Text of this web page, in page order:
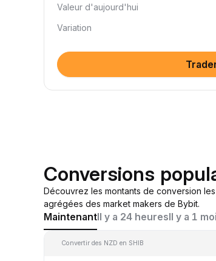
Valeur d'aujourd'hui
Variation
Conversions
Découvrez les montants de conversion
agrégées des market makers de Bybit.
MaintenantIl y a 24 heuresIl y a 1
Convertir des NZD en SHIB